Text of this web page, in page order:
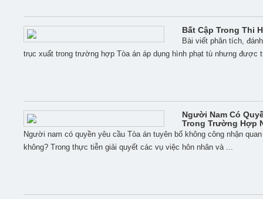
Bất Cập Trong Thi
Bài viết phân tích,
trục xuất trong trường hợp Tòa án áp dụng hình phạt tù nhưng được
Người Nam Có
Trong Trường Hợp
Người nam có quyền yêu cầu Tòa án tuyên bố không công nhận
không? Trong thực tiễn giải quyết các vụ việc hôn nhân và ...